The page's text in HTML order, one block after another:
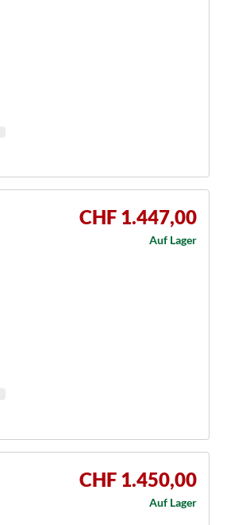
CHF 1.447,00
Auf Lager
CHF 1.450,00
Auf Lager